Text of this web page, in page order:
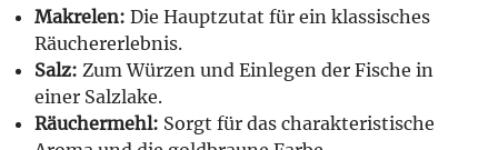
Makrelen: Die Hauptzutat für ein klassisches
Räuchererlebnis.
Salz: Zum Würzen und Einlegen der Fische in
einer Salzlake.
Räuchermehl: Sorgt für das charakteristische